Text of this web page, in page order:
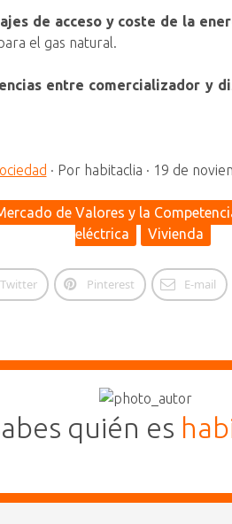
de acceso y coste de la
el gas natural.
entre comercializador y
· Por habitaclia · 19 de
de Valores y la
eléctrica
Vivienda
Twitter Pinterest E-mail
quién es